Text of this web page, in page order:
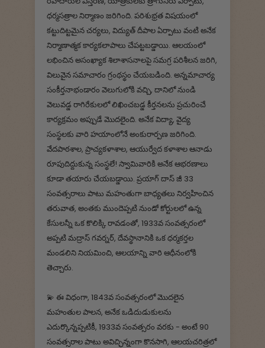
ధర్మసత్రాల నిర్మాణం జరిగింది. పరిశుభ్రత విషయంలో
కట్టుదిట్టమైన చర్యలు, విద్యుత్ దీపాల ఏర్పాటు వంటి అనేక
నిర్మాణాత్మక కార్యకలాపాలు చేపట్టబడ్డాయి. ఆలయంలో
లభించిన అసంఖ్యాక శిలాశాసనాలపై సమగ్ర పరిశీలన జరిగి,
విలువైన సమాచారం గ్రంథస్థం చేయబడింది. అన్నమాచార్య
సంకీర్తనాభండారం వెలుగులోకి వచ్చి, దానిలో నుండి
వెలువడ్డ రాగిరేకులలో లిఖించబడ్డ కీర్తనలను ప్రచురించే
కార్యక్రమం అప్పుడే మొదలైంది. అనేక విద్యా, వైద్య
సంస్థలకు వారి హయాంలోనే అంకురార్పణ జరిగింది.
వేదపాఠశాల, ప్రాచ్యకళాశాల, ఆయుర్వేద కళాశాల ఆనాడు
రూపుదిద్దుకున్న సంస్థలే! స్వామివారికి అనేక ఆభరణాలు
కూడా తయారు చేయబడ్డాయి. ప్రయాగ్ దాస్ జీ 33
సంవత్సరాలు పాటు మహంతుగా బాధ్యతలు నిర్వహించిన
తరువాత, అంతకు ముందెప్పటి నుండో కోర్టులలో ఉన్న
కేసులన్నీ ఒక కొలిక్కి రావడంతో, 1933వ సంవత్సరంలో
అప్పటి మద్రాస్ గవర్నర్, దేవస్థానానికి ఒక ధర్మకర్తల
మండలిని నియమించి, ఆలయాన్ని వారి ఆధీనంలోకి
తెచ్చారు.
💫 ఈ విధంగా, 1843వ సంవత్సరంలో మొదలైన
మహంతుల పాలన, అనేక ఒడిదుడుకులను
ఎదుర్కొన్నప్పటికీ, 1933వ సంవత్సరం వరకు - అంటే 90
సంవత్సరాల పాటు అవిచ్ఛిన్నంగా కొనసాగి, ఆలయచరిత్రలో